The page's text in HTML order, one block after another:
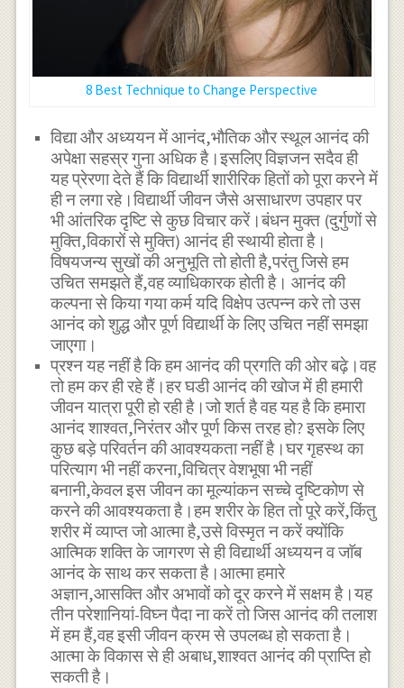
8 Best Technique to Change Perspective
विद्या और अध्ययन में आनंद,भौतिक और स्थूल आनंद की
अपेक्षा सहस्र गुना अधिक है।इसलिए विज्ञजन सदैव ही
यह प्रेरणा देते हैं कि विद्यार्थी शारीरिक हितों को पूरा करने में
ही न लगा रहे।विद्यार्थी जीवन जैसे असाधारण उपहार पर
भी आंतरिक दृष्टि से कुछ विचार करें।बंधन मुक्त (दुर्गुणों से
मुक्ति,विकारों से मुक्ति) आनंद ही स्थायी होता है।
विषयजन्य सुखों की अनुभूति तो होती है,परंतु जिसे हम
उचित समझते हैं,वह व्याधिकारक होती है। आनंद की
कल्पना से किया गया कर्म यदि विक्षेप उत्पन्न करे तो उस
आनंद को शुद्ध और पूर्ण विद्यार्थी के लिए उचित नहीं समझा
जाएगा।
प्रश्न यह नहीं है कि हम आनंद की प्रगति की ओर बढ़े।वह
तो हम कर ही रहे हैं।हर घडी आनंद की खोज में ही हमारी
जीवन यात्रा पूरी हो रही है।जो शर्त है वह यह है कि हमारा
आनंद शाश्वत,निरंतर और पूर्ण किस तरह हो? इसके लिए
कुछ बड़े परिवर्तन की आवश्यकता नहीं है।घर गृहस्थ का
परित्याग भी नहीं करना,विचित्र वेशभूषा भी नहीं
बनानी,केवल इस जीवन का मूल्यांकन सच्चे दृष्टिकोण से
करने की आवश्यकता है।हम शरीर के हित तो पूरे करें,किंतु
शरीर में व्याप्त जो आत्मा है,उसे विस्मृत न करें क्योंकि
आत्मिक शक्ति के जागरण से ही विद्यार्थी अध्ययन व जाॅब
आनंद के साथ कर सकता है।आत्मा हमारे
अज्ञान,आसक्ति और अभावों को दूर करने में सक्षम है।यह
तीन परेशानियां-विघ्न पैदा ना करें तो जिस आनंद की तलाश
में हम हैं,वह इसी जीवन क्रम से उपलब्ध हो सकता है।
आत्मा के विकास से ही अबाध,शाश्वत आनंद की प्राप्ति हो
सकती है।